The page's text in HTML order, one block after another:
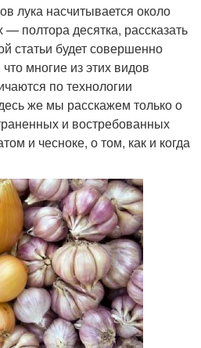
лука насчитывается около
полтора десятка, рассказать
статьи будет совершенно
многие из этих видов
по технологии
же мы расскажем только о
и востребованных
и чесноке, о том, как и когда